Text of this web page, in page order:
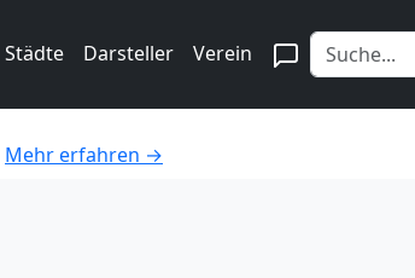
Städte Darsteller Verein
Mehr erfahren →